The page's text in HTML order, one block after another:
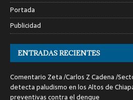
Portada
Publicidad
ENTRADAS RECIENTES
Comentario Zeta /Carlos Z Cadena /
detecta paludismo en los Altos de
preventivas contra el dengue